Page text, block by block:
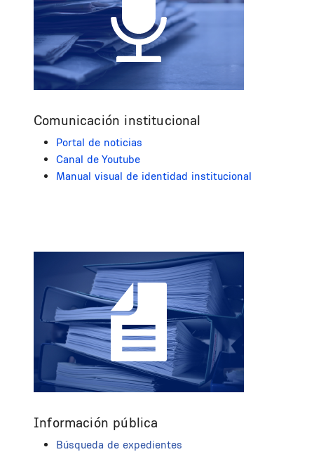
Comunicación institucional
Portal de noticias
Canal de Youtube
Manual visual de identidad institucional
Información pública
Búsqueda de expedientes